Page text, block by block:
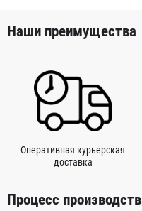
Наши преимущества
Оперативная курьерская
доставка
Процесс